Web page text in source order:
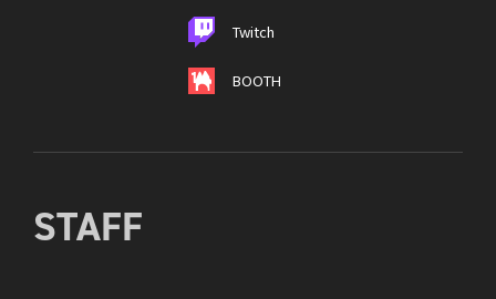
Twitch
BOOTH
STAFF